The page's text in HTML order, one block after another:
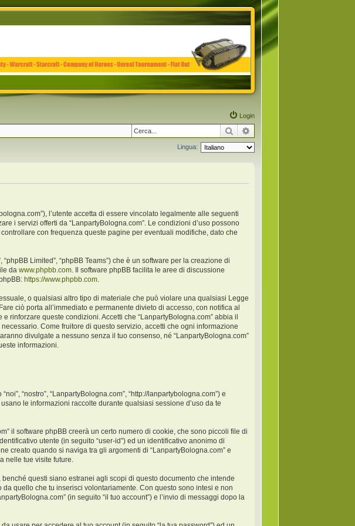
Login
Cerca
Lingua:
l’utente accetta di essere vincolato legalmente alle seguenti
i servizi offerti da “LanpartyBologna.com”. Le condizioni d’uso possono
con frequenza queste pagine per eventuali modifiche, dato che
Limited”, “phpBB Teams”) che è un software per la creazione di
da www.phpbb.com . Il software phpBB facilita le aree di discussione
https://www.phpbb.com
o qualsiasi altro tipo di materiale che può violare una qualsiasi Legge
ciò porta all’immediato e permanente divieto di accesso, con notifica al
rinforzare queste condizioni. Accetti che “LanpartyBologna.com” abbia il
Come fruitore di questo servizio, accetti che ogni informazione
divulgate a nessuno senza il tuo consenso, né “LanpartyBologna.com”
informazioni.
“nostro”, “LanpartyBologna.com”, “http://lanpartybologna.com”) e
usano le informazioni raccolte durante qualsiasi sessione d’uso da te
il software phpBB creerà un certo numero di cookie, che sono piccoli file di
utente (in seguito “user-id”) ed un identificativo anonimo di
creato quando si naviga tra gli argomenti di “LanpartyBologna.com” e
nelle tue visite future.
questi siano estranei agli scopi di questo documento che intende
quello che tu inserisci volontariamente. Con questo sono intesi e non
(in seguito “il tuo account”) e l’invio di messaggi dopo la